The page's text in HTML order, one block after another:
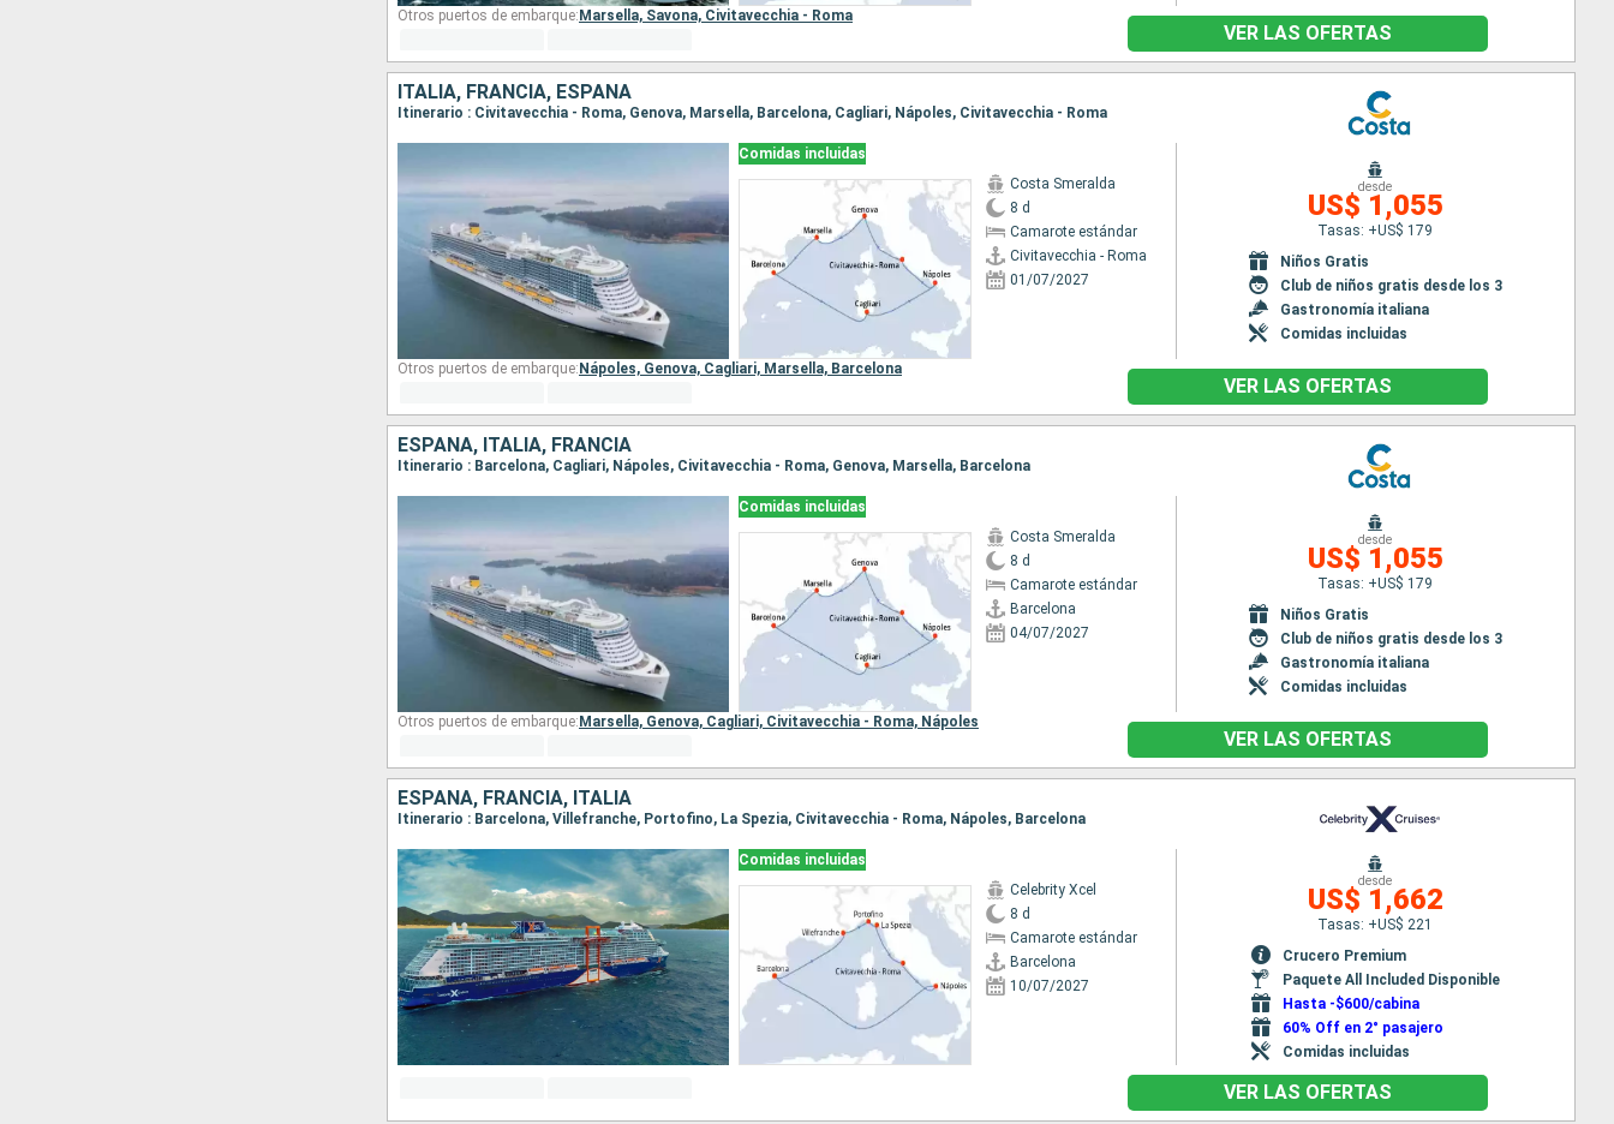
Otros puertos de embarque: Marsella, Savona, Civitavecchia - Roma
VER LAS OFERTAS
ITALIA, FRANCIA, ESPAÑA
Itinerario : Civitavecchia - Roma, Genova, Marsella, Barcelona, Cagliari, Nápoles, Civitavecchia - Roma
Comidas incluidas
Costa Smeralda
8 d
Camarote estándar
Civitavecchia - Roma
01/07/2027
desde
US$ 1,055
Tasas: +US$ 179
Niños Gratis
Club de niños gratis desde los 3
Gastronomía italiana
Comidas incluidas
Otros puertos de embarque: Nápoles, Genova, Cagliari, Marsella, Barcelona
VER LAS OFERTAS
ESPAÑA, ITALIA, FRANCIA
Itinerario : Barcelona, Cagliari, Nápoles, Civitavecchia - Roma, Genova, Marsella, Barcelona
Comidas incluidas
Costa Smeralda
8 d
Camarote estándar
Barcelona
04/07/2027
desde
US$ 1,055
Tasas: +US$ 179
Niños Gratis
Club de niños gratis desde los 3
Gastronomía italiana
Comidas incluidas
Otros puertos de embarque: Marsella, Genova, Cagliari, Civitavecchia - Roma, Nápoles
VER LAS OFERTAS
ESPAÑA, FRANCIA, ITALIA
Itinerario : Barcelona, Villefranche, Portofino, La Spezia, Civitavecchia - Roma, Nápoles, Barcelona
Comidas incluidas
Celebrity Xcel
8 d
Camarote estándar
Barcelona
10/07/2027
desde
US$ 1,662
Tasas: +US$ 221
Crucero Premium
Paquete All Included Disponible
Hasta -$600/cabina
60% Off en 2° pasajero
Comidas incluidas
VER LAS OFERTAS